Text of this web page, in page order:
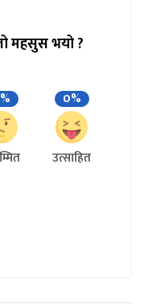
महसुस भयो ?
0%
उत्साहित